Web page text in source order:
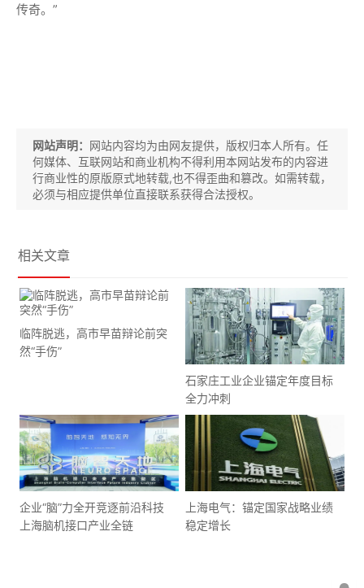
传奇。”
网站声明： 网站内容均为由网友提供，版权归本人所有。任
何媒体、互联网站和商业机构不得利用本网站发布的内容进
行商业性的原版原式地转载,也不得歪曲和篡改。如需转载，
必须与相应提供单位直接联系获得合法授权。
相关文章
临阵脱逃，高市早苗辩论前突
然“手伤”
石家庄工业企业锚定年度目标
全力冲刺
企业“脑”力全开竞逐前沿科技
上海脑机接口产业全链
上海电气：锚定国家战略业绩
稳定增长